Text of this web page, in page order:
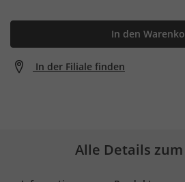
In den
In der Filiale finden
Alle Details